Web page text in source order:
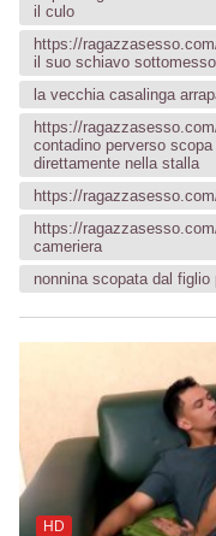
il culo
https://
il suo schiavo
la vecchia casalinga
https://
contadino perverso
direttamente nella stalla
https://
https://
cameriera
nonnina scopata dal figlio
HD